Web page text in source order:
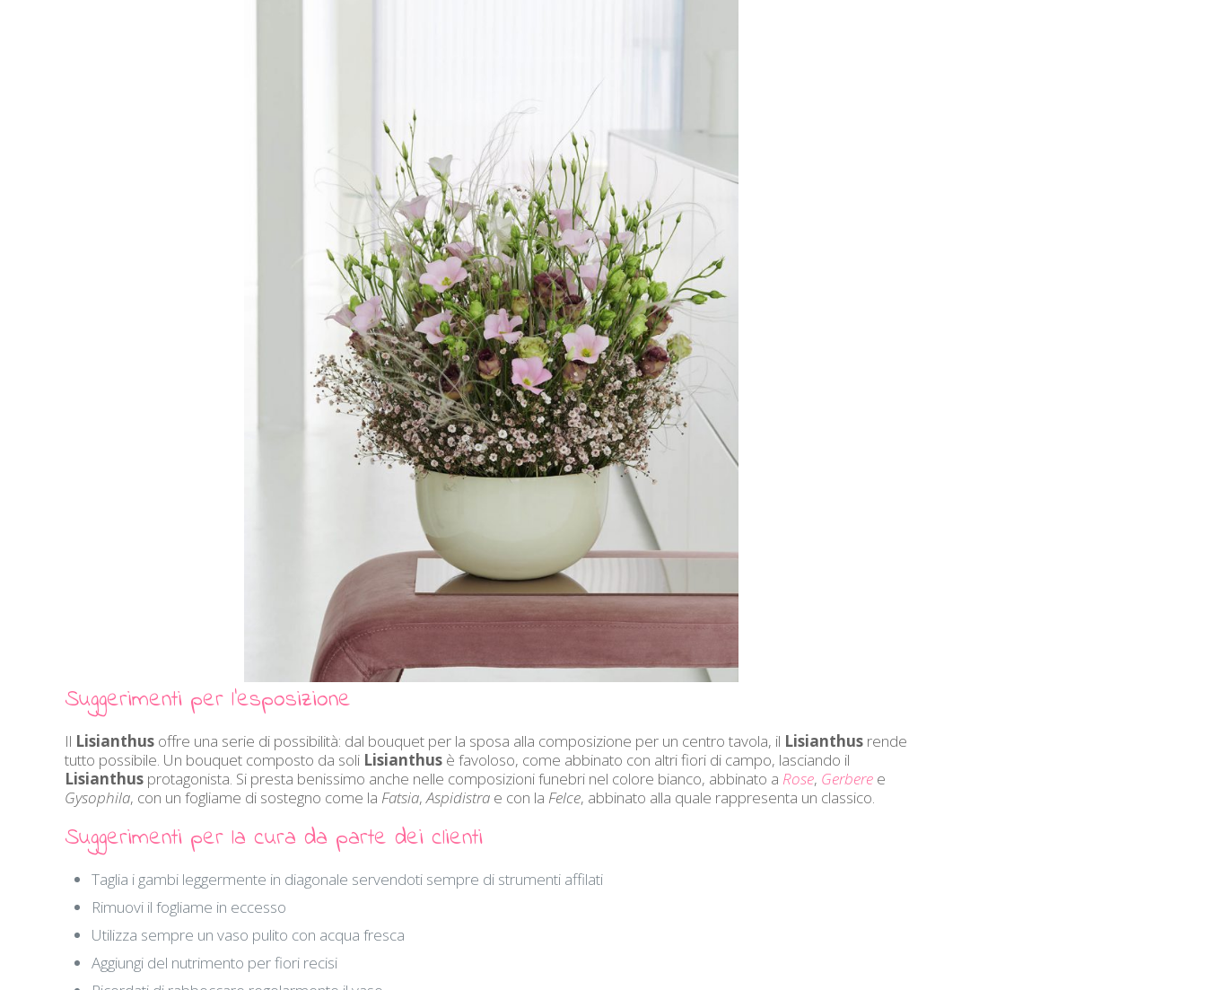
Suggerimenti per l’esposizione
Il Lisianthusoffre una serie di possibilità: dal bouquet per la sposa alla composizione per un centro tavola, il Lisianthusrende
tutto possibile. Un bouquet composto da soli Lisianthusè favoloso, come abbinato con altri fiori di campo, lasciando il
Lisianthusprotagonista. Si presta benissimo anche nelle composizioni funebri nel colore bianco, abbinato a Rose, Gerberee
Gysophila, con un fogliame di sostegno come la Fatsia,Aspidistrae con la Felce, abbinato alla quale rappresenta un classico.
Suggerimenti per la cura da parte dei clienti
Taglia i gambi leggermente in diagonale servendoti sempre di strumenti affilati
Rimuovi il fogliame in eccesso
Utilizza sempre un vaso pulito con acqua fresca
Aggiungi del nutrimento per fiori recisi